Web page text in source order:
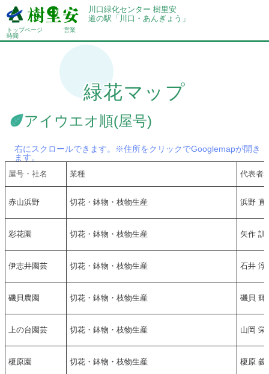
川口緑化センター 樹里安
道の駅「川口・あんぎょう」
トップページ
営業
時間
緑花マップ
アイウエオ順(屋号)
右にスクロールできます。※住所をクリックでGooglemapが開き
ます。
屋号・社名 業種 代表者
赤山浜野 切花・鉢物・枝物生産 浜野 直
彩花園 切花・鉢物・枝物生産 矢作 訓
伊志井園芸 切花・鉢物・枝物生産 石井 淳
磯貝農園 切花・鉢物・枝物生産 磯貝 輝
上の台園芸 切花・鉢物・枝物生産 山岡 栄
榎原園 切花・鉢物・枝物生産 榎原 義